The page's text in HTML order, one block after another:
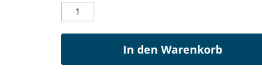
In den Warenkorb